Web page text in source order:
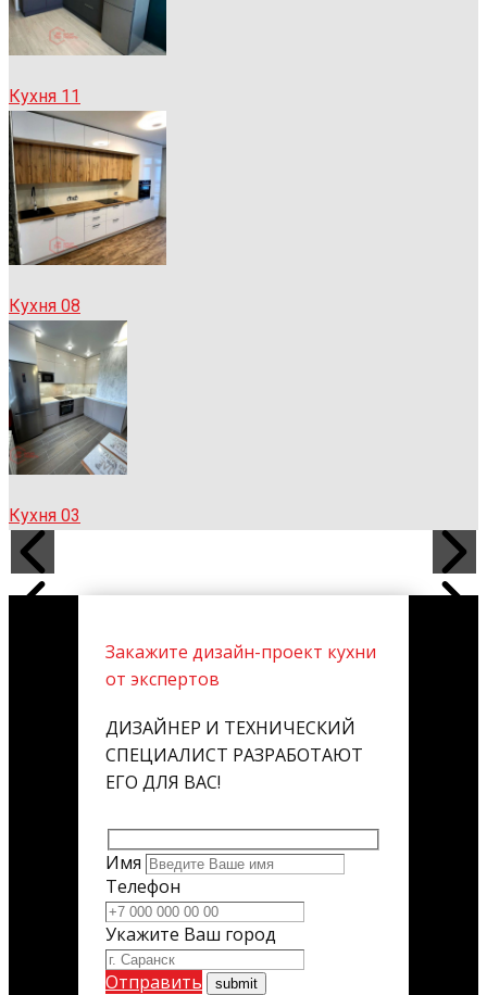
Кухня 11
Кухня 08
Кухня 03
Закажите дизайн-проект кухни
от экспертов
ДИЗАЙНЕР И ТЕХНИЧЕСКИЙ
СПЕЦИАЛИСТ РАЗРАБОТАЮТ
ЕГО ДЛЯ ВАС!
Имя
Телефон
Укажите Ваш город
Отправить